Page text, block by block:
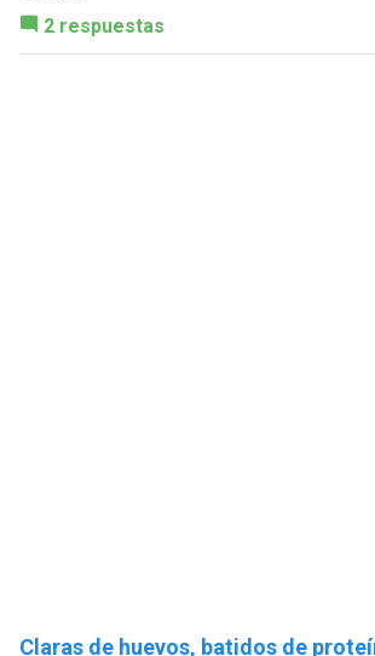
2 respuestas
Claras de huevos, batidos de